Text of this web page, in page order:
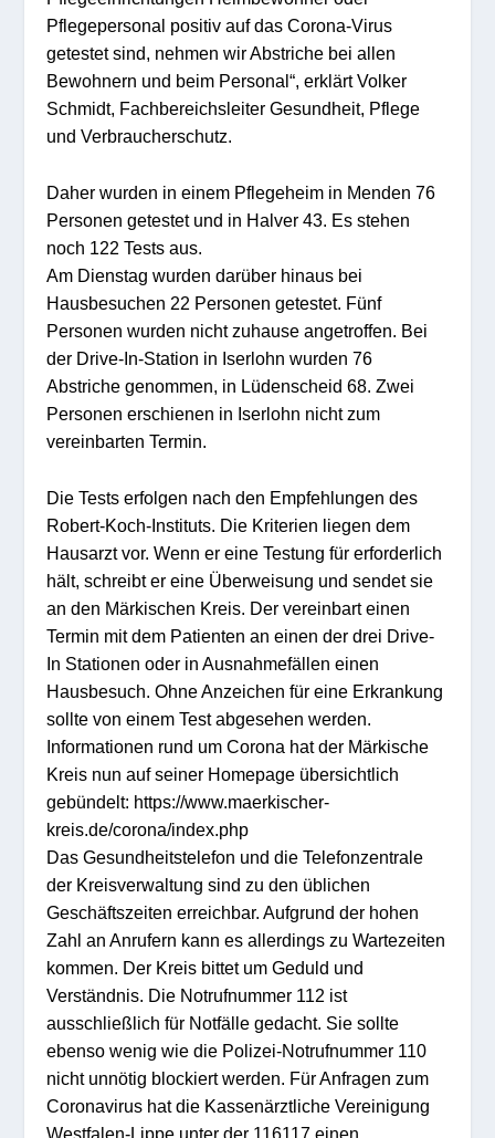
Pflegepersonal positiv auf das Corona-Virus
getestet sind, nehmen wir Abstriche bei allen
Bewohnern und beim Personal“, erklärt Volker
Schmidt, Fachbereichsleiter Gesundheit, Pflege
und Verbraucherschutz.
Daher wurden in einem Pflegeheim in Menden 76
Personen getestet und in Halver 43. Es stehen
noch 122 Tests aus.
Am Dienstag wurden darüber hinaus bei
Hausbesuchen 22 Personen getestet. Fünf
Personen wurden nicht zuhause angetroffen. Bei
der Drive-In-Station in Iserlohn wurden 76
Abstriche genommen, in Lüdenscheid 68. Zwei
Personen erschienen in Iserlohn nicht zum
vereinbarten Termin.
Die Tests erfolgen nach den Empfehlungen des
Robert-Koch-Instituts. Die Kriterien liegen dem
Hausarzt vor. Wenn er eine Testung für erforderlich
hält, schreibt er eine Überweisung und sendet sie
an den Märkischen Kreis. Der vereinbart einen
Termin mit dem Patienten an einen der drei Drive-
In Stationen oder in Ausnahmefällen einen
Hausbesuch. Ohne Anzeichen für eine Erkrankung
sollte von einem Test abgesehen werden.
Informationen rund um Corona hat der Märkische
Kreis nun auf seiner Homepage übersichtlich
gebündelt: https://www.maerkischer-
kreis.de/corona/index.php
Das Gesundheitstelefon und die Telefonzentrale
der Kreisverwaltung sind zu den üblichen
Geschäftszeiten erreichbar. Aufgrund der hohen
Zahl an Anrufern kann es allerdings zu Wartezeiten
kommen. Der Kreis bittet um Geduld und
Verständnis. Die Notrufnummer 112 ist
ausschließlich für Notfälle gedacht. Sie sollte
ebenso wenig wie die Polizei-Notrufnummer 110
nicht unnötig blockiert werden. Für Anfragen zum
Coronavirus hat die Kassenärztliche Vereinigung
Westfalen-Lippe unter der 116117 einen